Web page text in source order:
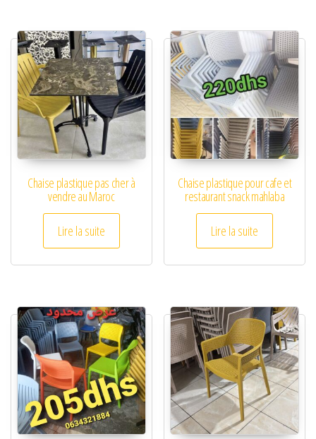
Chaise plastique pas cher à
vendre au Maroc
Lire la suite
Chaise plastique pour cafe et
restaurant snack mahlaba
Lire la suite